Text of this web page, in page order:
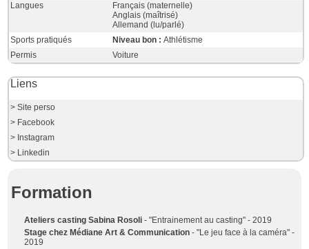
Langues
Français (maternelle)
Anglais (maîtrisé)
Allemand (lu/parlé)
Sports pratiqués
Niveau bon : Athlétisme
Permis
Voiture
Liens
> Site perso
> Facebook
> Instagram
> Linkedin
Formation
Ateliers casting Sabina Rosoli - "Entrainement au casting" - 2019
Stage chez Médiane Art & Communication - "Le jeu face à la caméra" -
2019